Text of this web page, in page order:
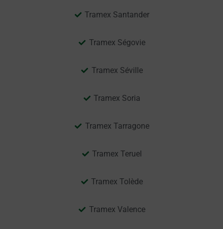
Tramex Santander
Tramex Ségovie
Tramex Séville
Tramex Soria
Tramex Tarragone
Tramex Teruel
Tramex Tolède
Tramex Valence